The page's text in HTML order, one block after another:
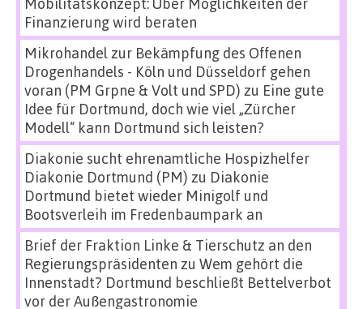
Finanzierung wird beraten
Mikrohandel zur Bekämpfung des Offenen
Drogenhandels - Köln und Düsseldorf gehen
voran (PM Grpne & Volt und SPD) zu Eine gute
Idee für Dortmund, doch wie viel „Zürcher
Modell“ kann Dortmund sich leisten?
Diakonie sucht ehrenamtliche Hospizhelfer
Diakonie Dortmund (PM) zu Diakonie
Dortmund bietet wieder Minigolf und
Bootsverleih im Fredenbaumpark an
Brief der Fraktion Linke & Tierschutz an den
Regierungspräsidenten zu Wem gehört die
Innenstadt? Dortmund beschließt Bettelverbot
vor der Außengastronomie